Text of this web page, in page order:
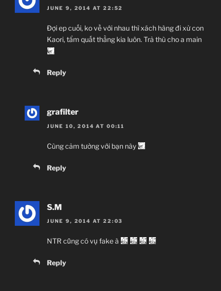
JUNE 9, 2014 AT 22:52
Đợi ep cuối, ko về với nhau thì xách hàng đi xử con
Kaori, tẩm quất thằng kia luôn. Trả thù cho a main
Reply
grafilter
JUNE 10, 2014 AT 00:11
Cùng cảm tưởng với bạn này
Reply
S.M
JUNE 9, 2014 AT 22:03
NTR cũng có vụ fake à
Reply